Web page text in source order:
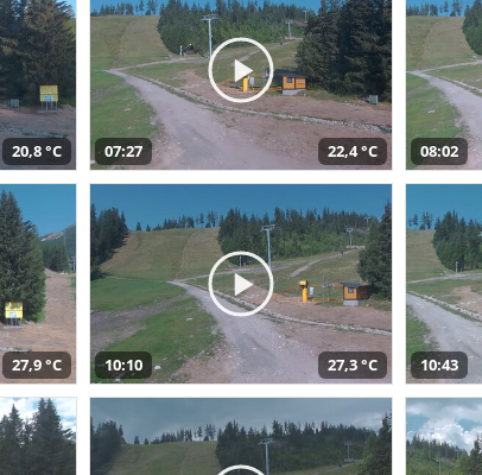
20,8 °C 07:27 22,4 °C 08:02
27,9 °C 10:10 27,3 °C 10:43